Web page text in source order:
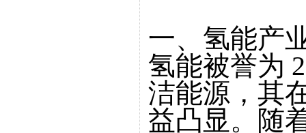
一、氢能产
氢能被誉为
洁能源，其
益凸显。随